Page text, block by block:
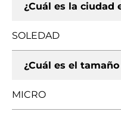
¿Cuál es la ciudad
SOLEDAD
¿Cuál es el
MICRO